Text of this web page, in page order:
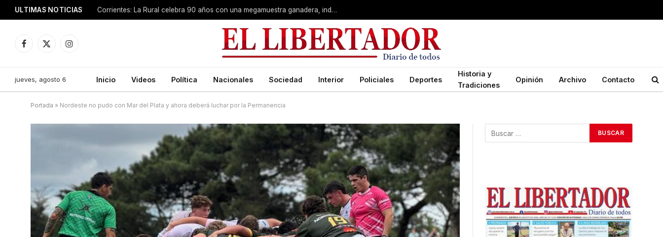
ULTIMAS NOTICIAS Corrientes: La Rural celebra 90 años con una megamuestra ganadera, industrial y artística
Facebook
X
Instagram
jueves, agosto 6 Inicio Videos Política Nacionales Sociedad Interior Policiales Deportes
Historia y
Tradiciones
Opinión Archivo Contacto
Portada » Nordeste no pudo con Mar del Plata y ahora deberá luchar por la Permanencia